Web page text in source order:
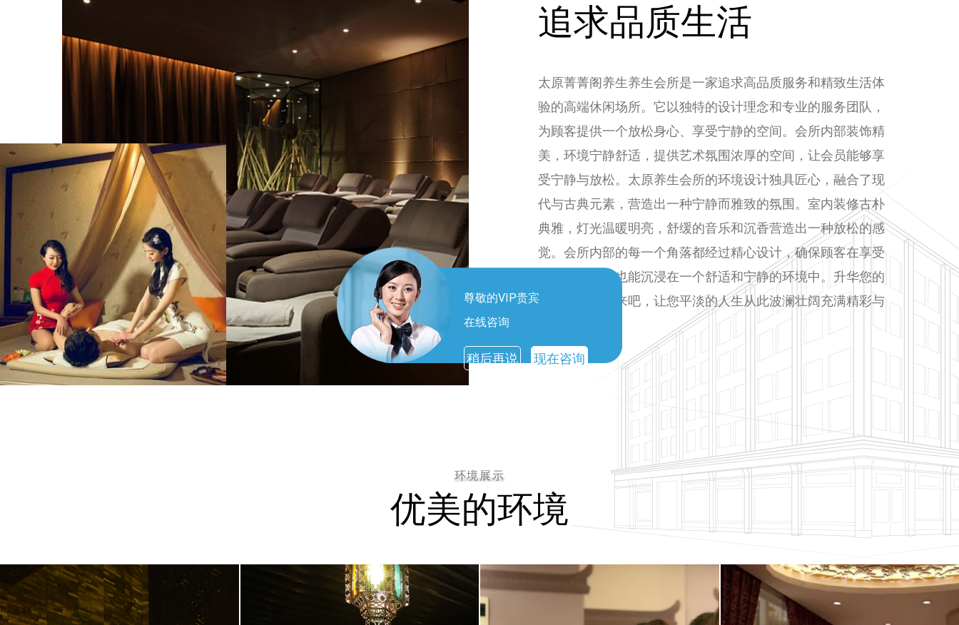
尊敬的VIP贵宾
在线咨询
稍后再说 现在咨询
追求品质生活
太原菁菁阁养生养生会所是一家追求高品质服务和精致生活体
验的高端休闲场所。它以独特的设计理念和专业的服务团队，
为顾客提供一个放松身心、享受宁静的空间。会所内部装饰精
美，环境宁静舒适，提供艺术氛围浓厚的空间，让会员能够享
受宁静与放松。太原养生会所的环境设计独具匠心，融合了现
代与古典元素，营造出一种宁静而雅致的氛围。室内装修古朴
典雅，灯光温暖明亮，舒缓的音乐和沉香营造出一种放松的感
觉。会所内部的每一个角落都经过精心设计，确保顾客在享受
服务的同时，也能沉浸在一个舒适和宁静的环境中。升华您的
生活价值。快来吧，让您平淡的人生从此波澜壮阔充满精彩与
环境展示
优美的环境